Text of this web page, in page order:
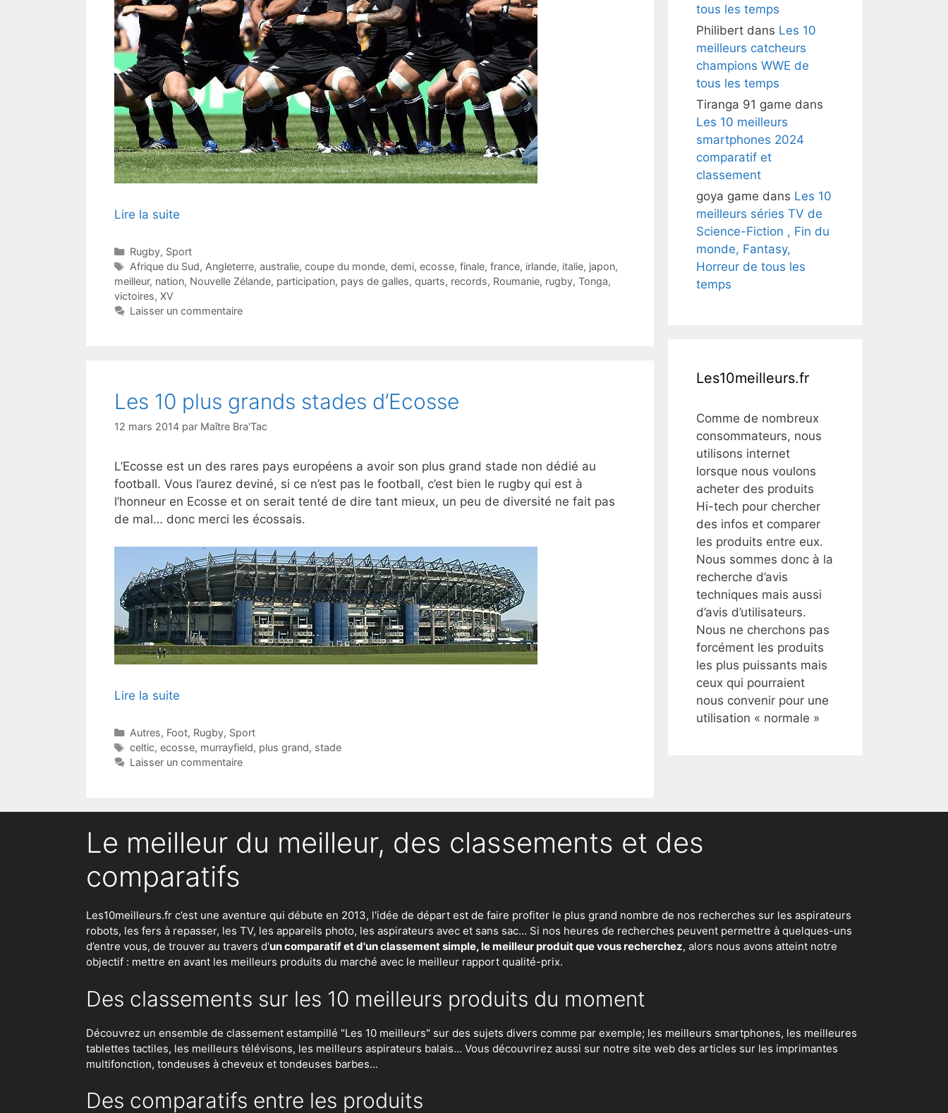
Lire la suite
Catégories
Rugby, Sport
Étiquettes
Afrique du Sud, Angleterre, australie, coupe du monde, demi, ecosse, finale, france, irlande, italie, japon,
meilleur, nation, Nouvelle Zélande, participation, pays de galles, quarts, records, Roumanie, rugby, Tonga,
victoires, XV
Laisser un commentaire
Les 10 plus grands stades d’Ecosse
12 mars 2014 par Maître Bra'Tac
L’Ecosse est un des rares pays européens a avoir son plus grand stade non dédié au
football. Vous l’aurez deviné, si ce n’est pas le football, c’est bien le rugby qui est à
l’honneur en Ecosse et on serait tenté de dire tant mieux, un peu de diversité ne fait pas
de mal… donc merci les écossais.
Lire la suite
Catégories
Autres, Foot, Rugby, Sport
Étiquettes
celtic, ecosse, murrayfield, plus grand, stade
Laisser un commentaire
tous les temps
Philibert dans Les 10
meilleurs catcheurs
champions WWE de
tous les temps
Tiranga 91 game dans
Les 10 meilleurs
smartphones 2024
comparatif et
classement
goya game dans Les 10
meilleurs séries TV de
Science-Fiction , Fin du
monde, Fantasy,
Horreur de tous les
temps
Les10meilleurs.fr
Comme de nombreux
consommateurs, nous
utilisons internet
lorsque nous voulons
acheter des produits
Hi-tech pour chercher
des infos et comparer
les produits entre eux.
Nous sommes donc à la
recherche d’avis
techniques mais aussi
d’avis d’utilisateurs.
Nous ne cherchons pas
forcément les produits
les plus puissants mais
ceux qui pourraient
nous convenir pour une
utilisation « normale »
Le meilleur du meilleur, des classements et des
comparatifs
Les10meilleurs.fr c’est une aventure qui débute en 2013, l'idée de départ est de faire profiter le plus grand nombre de nos recherches sur les aspirateurs
robots, les fers à repasser, les TV, les appareils photo, les aspirateurs avec et sans sac… Si nos heures de recherches peuvent permettre à quelques-uns
d’entre vous, de trouver au travers d'un comparatif et d'un classement simple, le meilleur produit que vous recherchez, alors nous avons atteint notre
objectif : mettre en avant les meilleurs produits du marché avec le meilleur rapport qualité-prix.
Des classements sur les 10 meilleurs produits du moment
Découvrez un ensemble de classement estampillé "Les 10 meilleurs" sur des sujets divers comme par exemple; les meilleurs smartphones, les meilleures
tablettes tactiles, les meilleurs télévisons, les meilleurs aspirateurs balais... Vous découvrirez aussi sur notre site web des articles sur les imprimantes
multifonction, tondeuses à cheveux et tondeuses barbes...
Des comparatifs entre les produits